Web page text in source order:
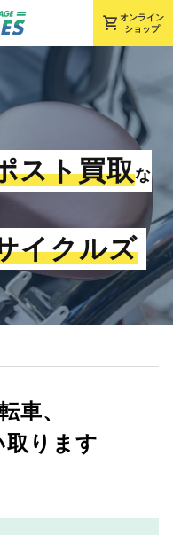
shopping_cart オンライン
ショップ
スト買取な
イクルズ
車、
取ります